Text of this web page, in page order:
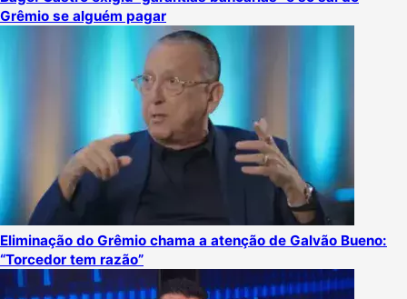
Grêmio se alguém pagar
Eliminação do Grêmio chama a atenção de Galvão Bueno:
“Torcedor tem razão”